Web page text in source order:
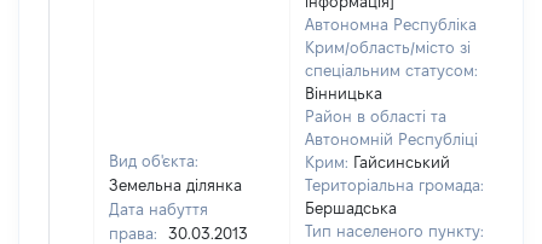
Вид об'єкта:
Земельна ділянка
Дата набуття
права:
30.03.2013
Автономна Республіка
Крим/область/місто зі
спеціальним статусом:
Вінницька
Район в області та
Автономній Республіці
Крим: Гайсинський
Територіальна громада:
Бершадська
Тип населеного пункту: